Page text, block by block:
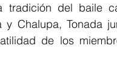
tradición del baile
Chalupa, Tonada
de los